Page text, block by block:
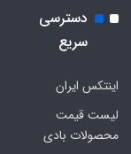
دسترسی
سریع
اینتکس ایران
لیست قیمت
محصولات بادی